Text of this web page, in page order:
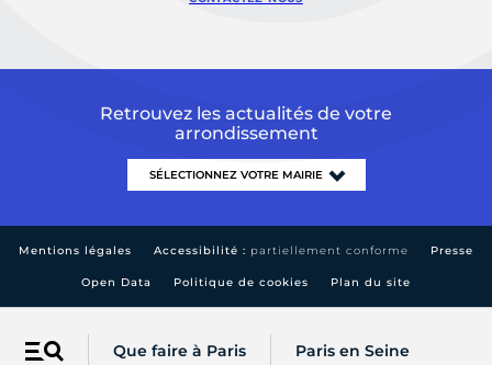
Menu Que faire à Paris Paris en Seine
Retrouvez les actualités de votre
arrondissement
Mentions légales Accessibilité : partiellement conforme Presse
Open Data Politique de cookies Plan du site